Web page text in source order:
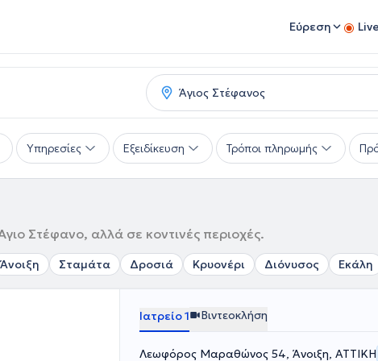
Εύρεση
Υπηρεσίες Εξειδίκευση Τρόποι πληρωμής
Στέφανο, αλλά σε κοντινές περιοχές.
Άνοιξη Σταμάτα Δροσιά Κρυονέρι Διόνυσος Εκάλη
Ιατρείο 1 Βιντεοκλήση
Λεωφόρος Μαραθώνος 54, Άνοιξη, ΑΤΤΙΚΗ